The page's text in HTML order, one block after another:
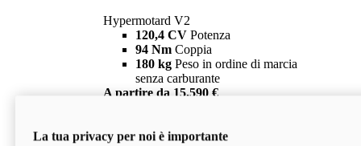
Hypermotard V2
120,4 CV Potenza
94 Nm Coppia
180 kg Peso in ordine di marcia
senza carburante
A partire da 15.590 €
V2 SP
La tua privacy per noi è importante